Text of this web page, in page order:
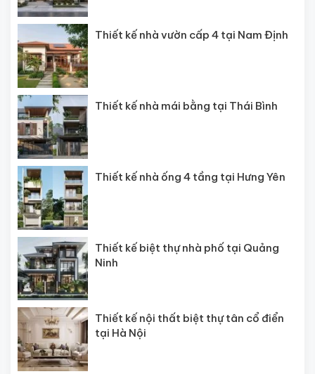
Thiết kế nhà vườn cấp 4 tại Nam Định
Thiết kế nhà mái bằng tại Thái Bình
Thiết kế nhà ống 4 tầng tại Hưng Yên
Thiết kế biệt thự nhà phố tại Quảng
Ninh
Thiết kế nội thất biệt thự tân cổ điển
tại Hà Nội